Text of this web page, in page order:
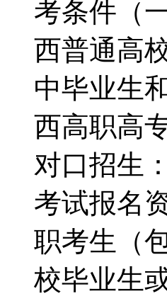
考条件（
西普通高
中毕业生
西高职高
对口招生
考试报名
职考生（
校毕业生